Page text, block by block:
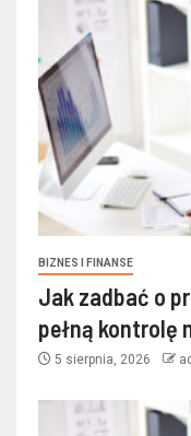
BIZNES I FINANSE
Jak zadbać o
pełną kontrolę
5 sierpnia, 2026